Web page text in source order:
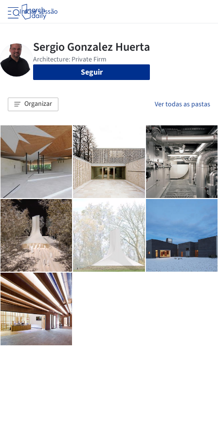
Iniciar sessão
Seguir
Organizar Ver todas as pastas